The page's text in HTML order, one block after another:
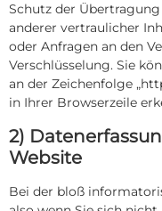
Schutz der
anderer vertraulicher
oder Anfragen an den
Verschlüsselung. Sie
an der Zeichenfolge
in Ihrer Browserzeile
2)
Website
Bei der bloß